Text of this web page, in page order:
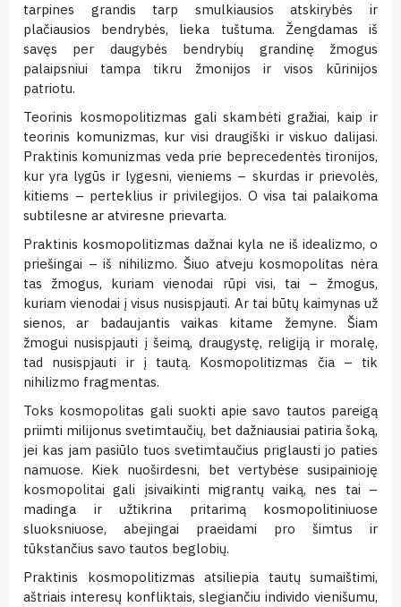
tarpines grandis tarp smulkiausios atskirybės ir
plačiausios bendrybės, lieka tuštuma. Žengdamas iš
savęs per daugybės bendrybių grandinę žmogus
palaipsniui tampa tikru žmonijos ir visos kūrinijos
patriotu.
Teorinis kosmopolitizmas gali skambėti gražiai, kaip ir
teorinis komunizmas, kur visi draugiški ir viskuo dalijasi.
Praktinis komunizmas veda prie beprecedentės tironijos,
kur yra lygūs ir lygesni, vieniems – skurdas ir prievolės,
kitiems – perteklius ir privilegijos. O visa tai palaikoma
subtilesne ar atviresne prievarta.
Praktinis kosmopolitizmas dažnai kyla ne iš idealizmo, o
priešingai – iš nihilizmo. Šiuo atveju kosmopolitas nėra
tas žmogus, kuriam vienodai rūpi visi, tai – žmogus,
kuriam vienodai į visus nusispjauti. Ar tai būtų kaimynas už
sienos, ar badaujantis vaikas kitame žemyne. Šiam
žmogui nusispjauti į šeimą, draugystę, religiją ir moralę,
tad nusispjauti ir į tautą. Kosmopolitizmas čia – tik
nihilizmo fragmentas.
Toks kosmopolitas gali suokti apie savo tautos pareigą
priimti milijonus svetimtaučių, bet dažniausiai patiria šoką,
jei kas jam pasiūlo tuos svetimtaučius priglausti jo paties
namuose. Kiek nuoširdesni, bet vertybėse susipainioję
kosmopolitai gali įsivaikinti migrantų vaiką, nes tai –
madinga ir užtikrina pritarimą kosmopolitiniuose
sluoksniuose, abejingai praeidami pro šimtus ir
tūkstančius savo tautos beglobių.
Praktinis kosmopolitizmas atsiliepia tautų sumaištimi,
aštriais interesų konfliktais, slegiančiu individo vienišumu,